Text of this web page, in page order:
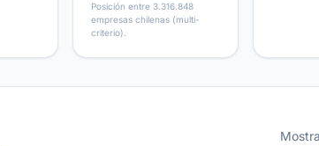
Posición entre 3.316.848
empresas chilenas (multi-
criterio).